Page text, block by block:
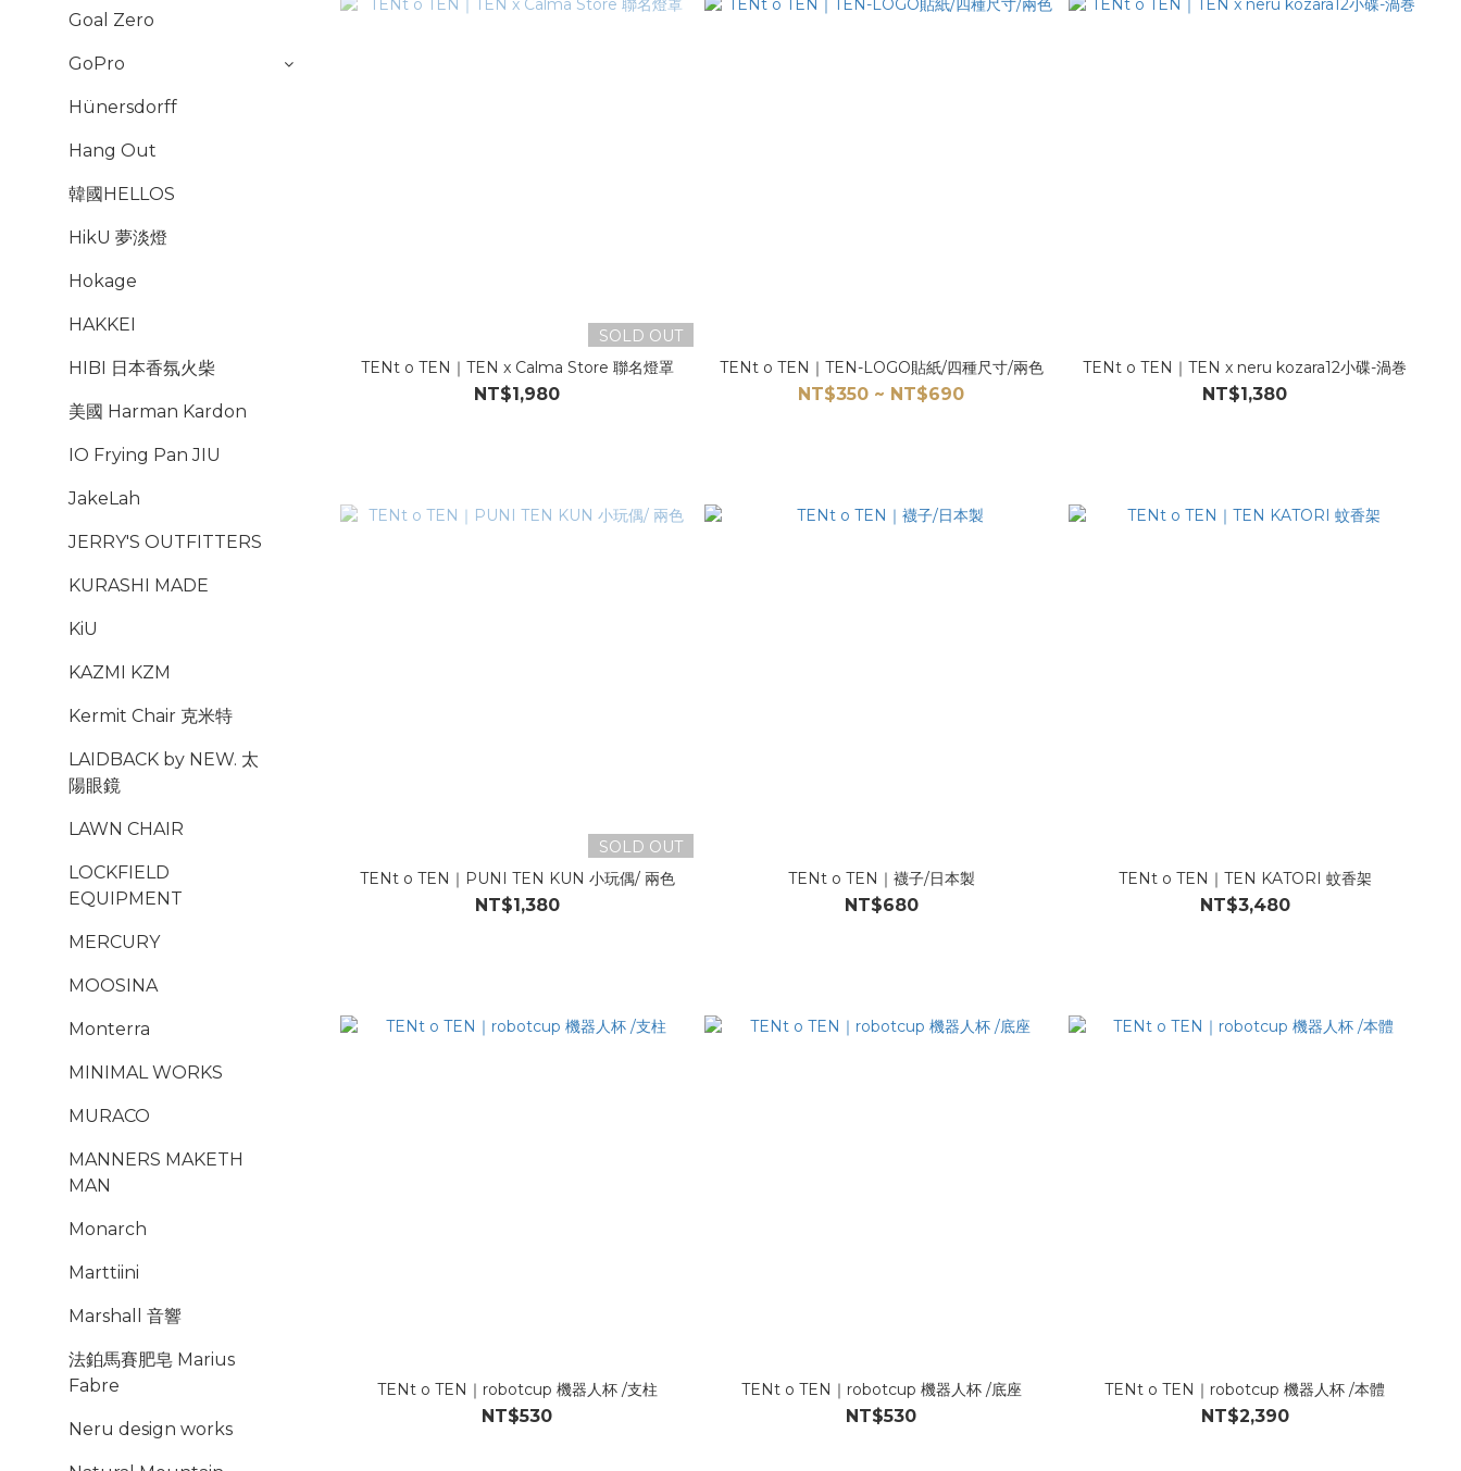
Goal Zero
GoPro
Hünersdorff
Hang Out
韓國HELLOS
HikU 夢淡燈
Hokage
HAKKEI
HIBI 日本香氛火柴
美國 Harman Kardon
IO Frying Pan JIU
JakeLah
JERRY'S OUTFITTERS
KURASHI MADE
KiU
KAZMI KZM
Kermit Chair 克米特
LAIDBACK by NEW. 太
陽眼鏡
LAWN CHAIR
LOCKFIELD
EQUIPMENT
MERCURY
MOOSINA
Monterra
MINIMAL WORKS
MURACO
MANNERS MAKETH
MAN
Monarch
Marttiini
Marshall 音響
法鉑馬賽肥皂 Marius
Fabre
Neru design works
SOLD OUT
TENt o TEN｜TEN x Calma Store 聯名燈罩
NT$1,980
TENt o TEN｜TEN-LOGO貼紙/四種尺寸/兩色
NT$350 ~ NT$690
TENt o TEN｜TEN x neru kozara12小碟-渦巻
NT$1,380
SOLD OUT
TENt o TEN｜PUNI TEN KUN 小玩偶/ 兩色
NT$1,380
TENt o TEN｜襪子/日本製
NT$680
TENt o TEN｜TEN KATORI 蚊香架
NT$3,480
TENt o TEN｜robotcup 機器人杯 /支柱
NT$530
TENt o TEN｜robotcup 機器人杯 /底座
NT$530
TENt o TEN｜robotcup 機器人杯 /本體
NT$2,390